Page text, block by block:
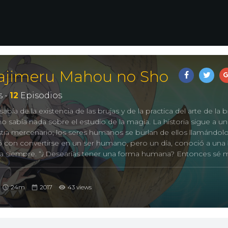
Mahou no Sho
-12 Episodios
de la existencia de las brujas y de la practica del arte de la
sabía nada sobre el estudio de la magia. La historia sigue a
mercenario; los seres humanos se burlan de ellos
con convertirse en un ser humano, pero un día, conoció a una
siempre. “¿Desearías tener una forma humana? Entonces sé
se presentó ante él como “Zero” y le explicó que ella está
que unos bandidos de su especie le habían robado de su
el grimorio supuestamente contiene valiosos conocimientos
llevar al mundo al caos. Por lo tanto, con el fin de hacer
humano, el mercenario acompaña a Zero en su viaje pese a
24m 2017 43 views